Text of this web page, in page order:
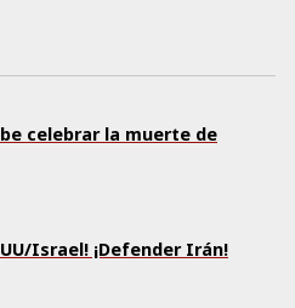
celebrar la muerte de
Israel! ¡Defender Irán!